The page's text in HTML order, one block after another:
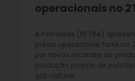
operacionais no
A Petrobras (PETR4)
prévia operacional forte no
por novos recordes de
produção própria de
gás natural